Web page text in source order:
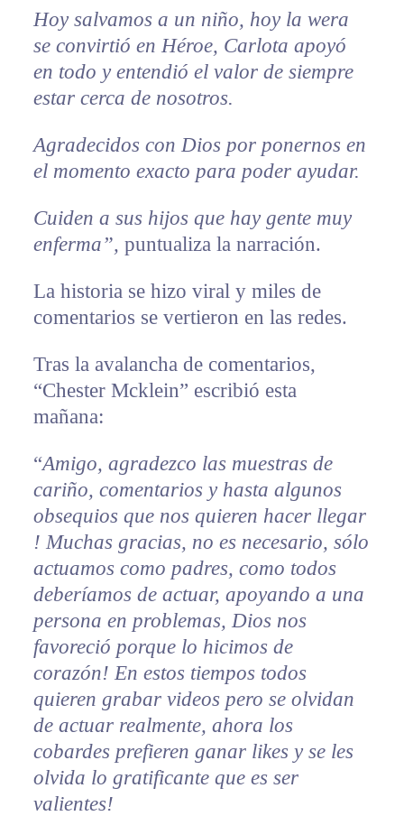
Hoy salvamos a un niño, hoy la wera
se convirtió en Héroe, Carlota apoyó
en todo y entendió el valor de siempre
estar cerca de nosotros.
Agradecidos con Dios por ponernos en
el momento exacto para poder ayudar.
Cuiden a sus hijos que hay gente muy
enferma”, puntualiza la narración.
La historia se hizo viral y miles de
comentarios se vertieron en las redes.
Tras la avalancha de comentarios,
“Chester Mcklein” escribió esta
mañana:
“Amigo, agradezco las muestras de
cariño, comentarios y hasta algunos
obsequios que nos quieren hacer llegar
! Muchas gracias, no es necesario, sólo
actuamos como padres, como todos
deberíamos de actuar, apoyando a una
persona en problemas, Dios nos
favoreció porque lo hicimos de
corazón! En estos tiempos todos
quieren grabar videos pero se olvidan
de actuar realmente, ahora los
cobardes prefieren ganar likes y se les
olvida lo gratificante que es ser
valientes!